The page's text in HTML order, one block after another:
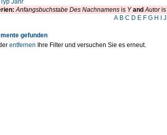
Typ Jahr
Anfangsbuchstabe Des Nachnamensis Y and Autoris
A B C D E F G H J
gefunden
entfernen Ihre Filter und versuchen Sie es erneut.